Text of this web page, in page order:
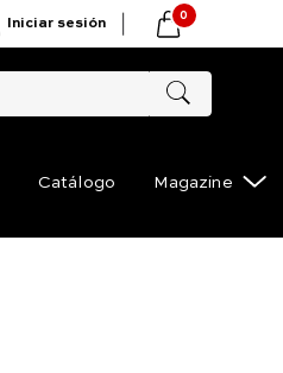
Iniciar sesión
0
Estoy buscando...
Catálogo Magazine